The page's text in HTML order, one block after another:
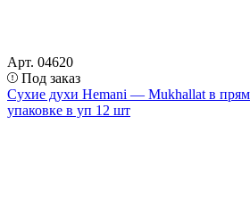
Арт. 04620
Под заказ
Сухие духи Hemani — Mukhallat в
упаковке в уп 12 шт